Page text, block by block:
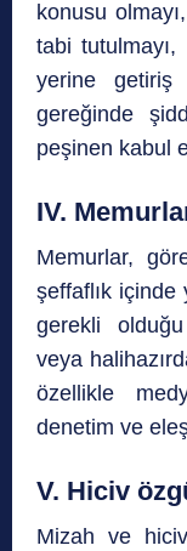
konusu
tabi
yerine getiriş
gereğinde
peşinen kabul
IV.
Memurlar,
şeffaflık
gerekli
veya
özellikle
denetim ve
V. Hiciv
Mizah ve